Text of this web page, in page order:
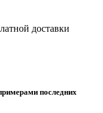
доставки
последних